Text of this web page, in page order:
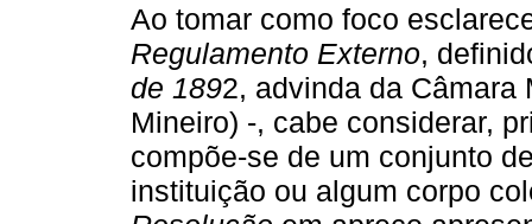
Ao tomar como foco
Regulamento Externo,
de 1892, advinda da Câmara
Mineiro) -, cabe considerar,
compõe-se de um conjunto
instituição ou algum corpo